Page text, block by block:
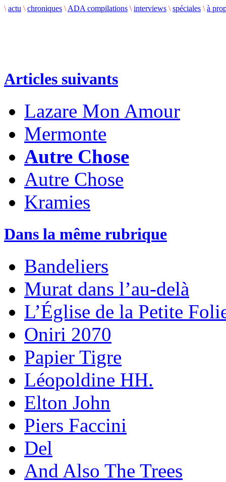
\ actu \ chroniques \ ADA compilations \ interviews \ spéciales \ à
Articles suivants
Lazare Mon Amour
Mermonte
Autre Chose
Autre Chose
Kramies
Dans la même rubrique
Bandeliers
Murat dans l’au-delà
L’Église de la Petite
Oniri 2070
Papier Tigre
Léopoldine HH.
Elton John
Piers Faccini
Del
And Also The Trees